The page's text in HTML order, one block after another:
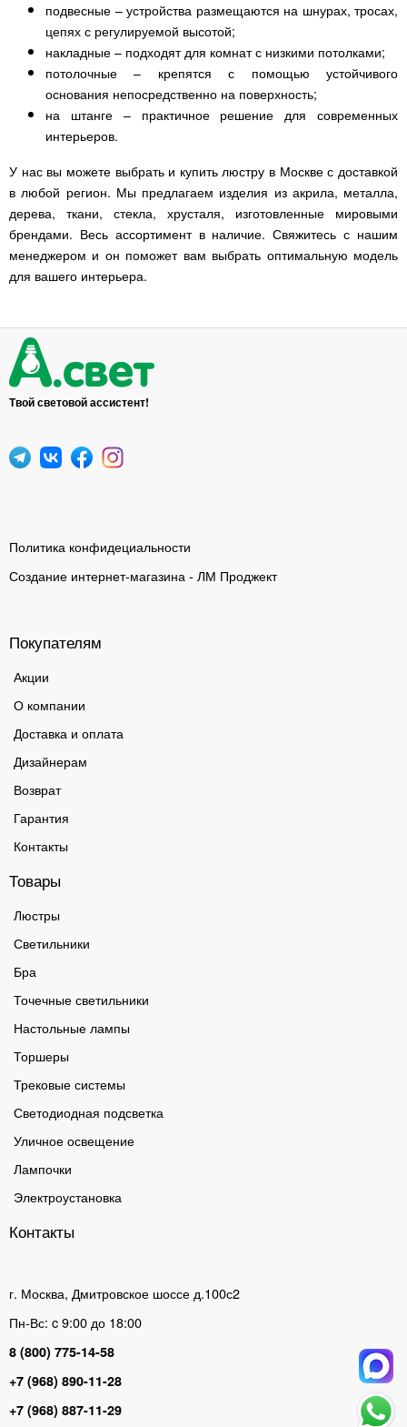
подвесные – устройства размещаются на шнурах, тросах,
цепях с регулируемой высотой;
накладные – подходят для комнат с низкими потолками;
потолочные – крепятся с помощью устойчивого
основания непосредственно на поверхность;
на штанге – практичное решение для современных
интерьеров.
У нас вы можете выбрать и купить люстру в Москве с доставкой
в любой регион. Мы предлагаем изделия из акрила, металла,
дерева, ткани, стекла, хрусталя, изготовленные мировыми
брендами. Весь ассортимент в наличие. Свяжитесь с нашим
менеджером и он поможет вам выбрать оптимальную модель
для вашего интерьера.
Твой световой ассистент!
Политика конфидециальности
Создание интернет-магазина - ЛМ Проджект
Покупателям
Акции
О компании
Доставка и оплата
Дизайнерам
Возврат
Гарантия
Контакты
Товары
Люстры
Светильники
Бра
Точечные светильники
Настольные лампы
Торшеры
Трековые системы
Светодиодная подсветка
Уличное освещение
Лампочки
Электроустановка
Контакты
г. Москва, Дмитровское шоссе д.100с2
Пн-Вс: c 9:00 до 18:00
8 (800) 775-14-58
+7 (968) 890-11-28
+7 (968) 887-11-29